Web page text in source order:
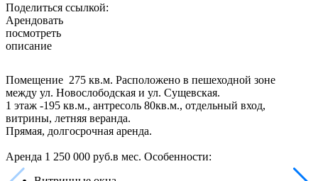
Поделиться ссылкой:
Арендовать
посмотреть
описание
Помещение 275 кв.м. Расположено в пешеходной зоне
между ул. Новослободская и ул. Сущевская.
1 этаж -195 кв.м., антресоль 80кв.м., отдельный вход,
витрины, летняя веранда.
Прямая, долгосрочная аренда.
Аренда 1 250 000 руб.в мес. Особенности: